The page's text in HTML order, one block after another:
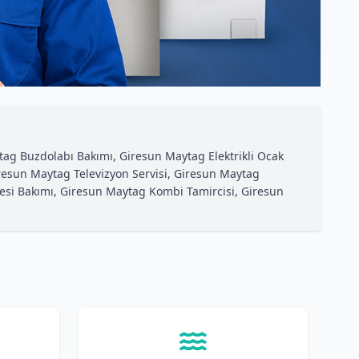
Buzdolabı Bakımı, Giresun Maytag Elektrikli Ocak
Maytag Televizyon Servisi, Giresun Maytag
Bakımı, Giresun Maytag Kombi Tamircisi, Giresun